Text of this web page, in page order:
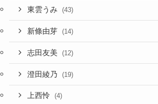
東雲うみ (43)
新條由芽 (14)
志田友美 (12)
澄田綾乃 (19)
上西怜 (4)